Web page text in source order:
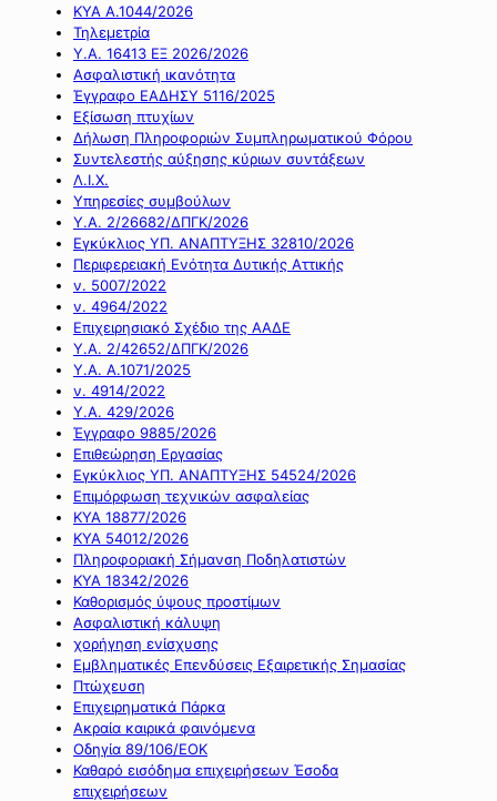
ΚΥΑ Α.1044/2026
Τηλεμετρία
Υ.Α. 16413 ΕΞ 2026/2026
Ασφαλιστική ικανότητα
Έγγραφο ΕΑΔΗΣΥ 5116/2025
Εξίσωση πτυχίων
Δήλωση Πληροφοριών Συμπληρωματικού Φόρου
Συντελεστής αύξησης κύριων συντάξεων
Λ.Ι.Χ.
Υπηρεσίες συμβούλων
Υ.Α. 2/26682/ΔΠΓΚ/2026
Εγκύκλιος ΥΠ. ΑΝΑΠΤΥΞΗΣ 32810/2026
Περιφερειακή Ενότητα Δυτικής Αττικής
ν. 5007/2022
ν. 4964/2022
Επιχειρησιακό Σχέδιο της ΑΑΔΕ
Υ.Α. 2/42652/ΔΠΓΚ/2026
Υ.Α. Α.1071/2025
ν. 4914/2022
Υ.Α. 429/2026
Έγγραφο 9885/2026
Επιθεώρηση Εργασίας
Εγκύκλιος ΥΠ. ΑΝΑΠΤΥΞΗΣ 54524/2026
Επιμόρφωση τεχνικών ασφαλείας
ΚΥΑ 18877/2026
ΚΥΑ 54012/2026
Πληροφοριακή Σήμανση Ποδηλατιστών
ΚΥΑ 18342/2026
Καθορισμός ύψους προστίμων
Ασφαλιστική κάλυψη
χορήγηση ενίσχυσης
Εμβληματικές Επενδύσεις Εξαιρετικής Σημασίας
Πτώχευση
Επιχειρηματικά Πάρκα
Ακραία καιρικά φαινόμενα
Οδηγία 89/106/ΕΟΚ
Καθαρό εισόδημα επιχειρήσεων Έσοδα
επιχειρήσεων